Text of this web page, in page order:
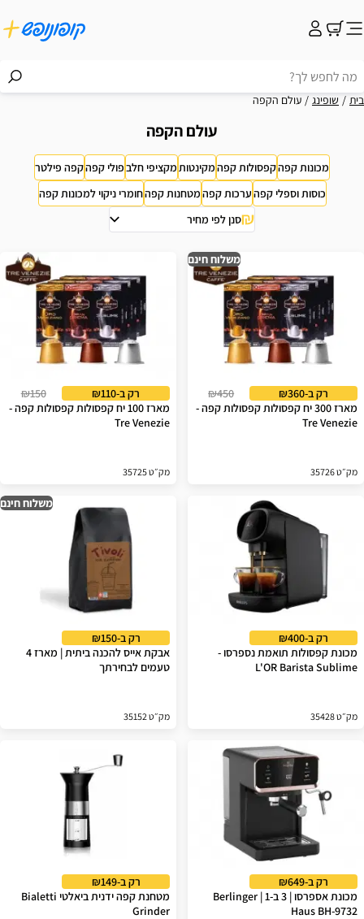
בית שופינג עולם הקפה
עולם הקפה
מכונות קפהקפסולות קפהמקינטותמקציפי חלבפולי קפהקפה פילטר
כוסות וספלי קפהערכות קפהמטחנות קפהחומרי ניקוי למכונות קפה
סנן לפי מחיר
משלוח חינם
רק ב-₪360
₪450
מארז 300 יח קפסולות קפסולות קפה -
Tre Venezie
מק״ט 35726
רק ב-₪110
₪150
מארז 100 יח קפסולות קפסולות קפה -
Tre Venezie
מק״ט 35725
רק ב-₪400
מכונת קפסולות תואמת נספרסו -
L'OR Barista Sublime
מק״ט 35428
משלוח חינם
רק ב-₪150
אבקת אייס להכנה ביתית | מארז 4
טעמים לבחירתך
מק״ט 35152
רק ב-₪649
מכונת אספרסו | 3 ב-1 | Berlinger
Haus BH-9732
רק ב-₪149
מטחנת קפה ידנית ביאלטי Bialetti
Grinder